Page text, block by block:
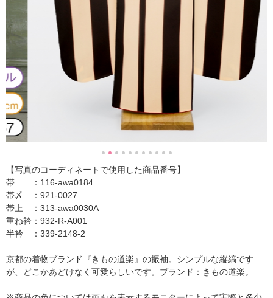
【写真のコーディネートで使用した商品番号】
帯 ：116-awa0184
帯〆 ：921-0027
帯上 ：313-awa0030A
重ね衿：932-R-A001
半衿 ：339-2148-2
京都の着物ブランド『きもの道楽』の振袖。シンプルな縦縞です
が、どこかあどけなく可愛らしいです。ブランド：きもの道楽。